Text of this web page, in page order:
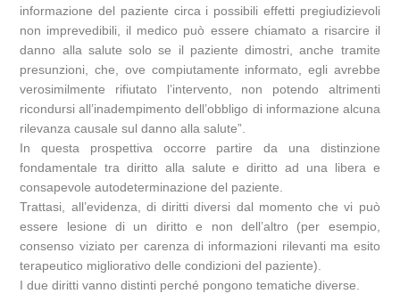
informazione del paziente circa i possibili effetti pregiudizievoli
non imprevedibili, il medico può essere chiamato a risarcire il
danno alla salute solo se il paziente dimostri, anche tramite
presunzioni, che, ove compiutamente informato, egli avrebbe
verosimilmente rifiutato l’intervento, non potendo altrimenti
ricondursi all’inadempimento dell’obbligo di informazione alcuna
rilevanza causale sul danno alla salute”.
In questa prospettiva occorre partire da una distinzione
fondamentale tra diritto alla salute e diritto ad una libera e
consapevole autodeterminazione del paziente.
Trattasi, all’evidenza, di diritti diversi dal momento che vi può
essere lesione di un diritto e non dell’altro (per esempio,
consenso viziato per carenza di informazioni rilevanti ma esito
terapeutico migliorativo delle condizioni del paziente).
I due diritti vanno distinti perché pongono tematiche diverse.